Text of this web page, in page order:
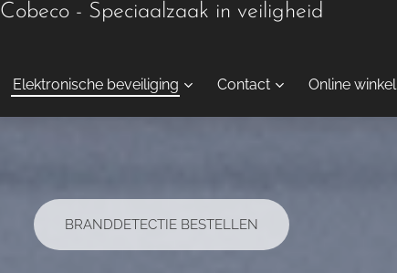
Cobeco - Speciaalzaak in veiligheid
Elektronische beveiliging Contact Online winkel
BRANDDETECTIE BESTELLEN